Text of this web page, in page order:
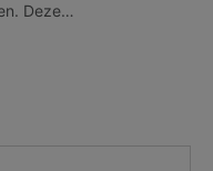
Deze…